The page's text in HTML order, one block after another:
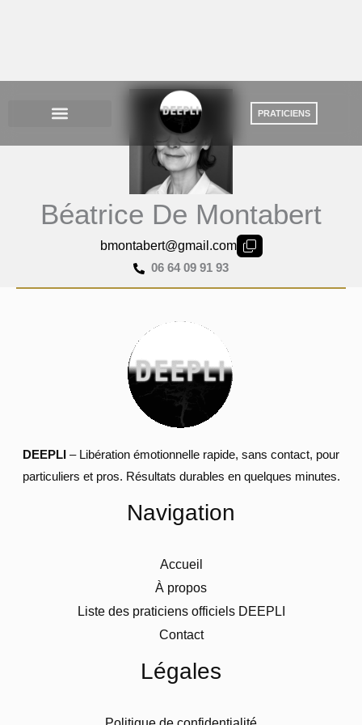
Béatrice De Montabert
bmontabert@gmail.com
06 64 09 91 93
DEEPLI – Libération émotionnelle rapide, sans contact, pour
particuliers et pros. Résultats durables en quelques minutes.
Navigation
Accueil
À propos
Liste des praticiens officiels DEEPLI
Contact
Légales